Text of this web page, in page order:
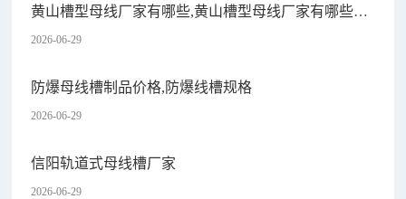
黄山槽型母线厂家有哪些,黄山槽型母线厂家有哪些品
牌
2026-06-29
防爆母线槽制品价格,防爆线槽规格
2026-06-29
信阳轨道式母线槽厂家
2026-06-29